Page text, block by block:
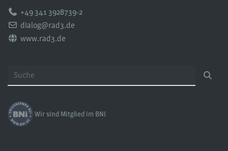
Telefon:+49 341 3928739-2
Email:dialog@rad3.de
Web:www.rad3.de
Wir sind Mitglied im BNI